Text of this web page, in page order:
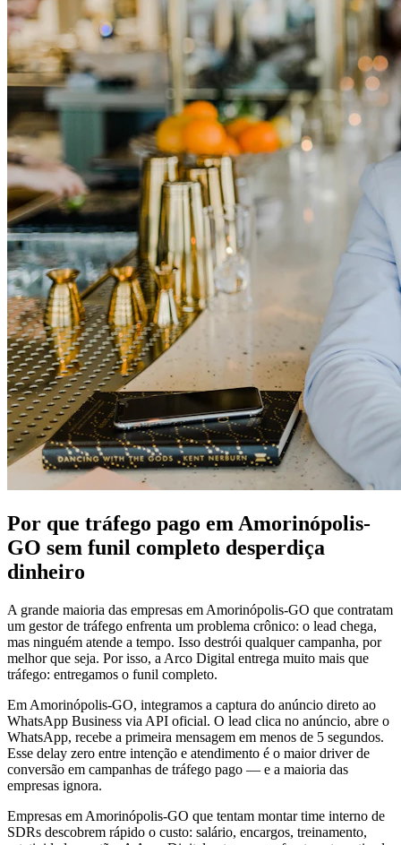
Por que tráfego pago em Amorinópolis-
GO sem funil completo desperdiça
dinheiro
A grande maioria das empresas em Amorinópolis-GO que contratam
um gestor de tráfego enfrenta um problema crônico: o lead chega,
mas ninguém atende a tempo. Isso destrói qualquer campanha, por
melhor que seja. Por isso, a Arco Digital entrega muito mais que
tráfego: entregamos o funil completo.
Em Amorinópolis-GO, integramos a captura do anúncio direto ao
WhatsApp Business via API oficial. O lead clica no anúncio, abre o
WhatsApp, recebe a primeira mensagem em menos de 5 segundos.
Esse delay zero entre intenção e atendimento é o maior driver de
conversão em campanhas de tráfego pago — e a maioria das
empresas ignora.
Empresas em Amorinópolis-GO que tentam montar time interno de
SDRs descobrem rápido o custo: salário, encargos, treinamento,